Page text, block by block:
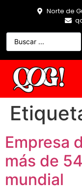
Norte de
Empresa
más de
mundial